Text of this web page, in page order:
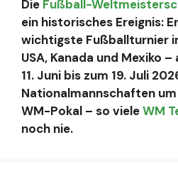
Die Fußball-
ein historisches Ereignis:
wichtigste Fußballturnier
USA, Kanada und Mexiko
11. Juni bis zum 19. Juli
Nationalmannschaften
WM-Pokal – so vieleWM
noch nie.